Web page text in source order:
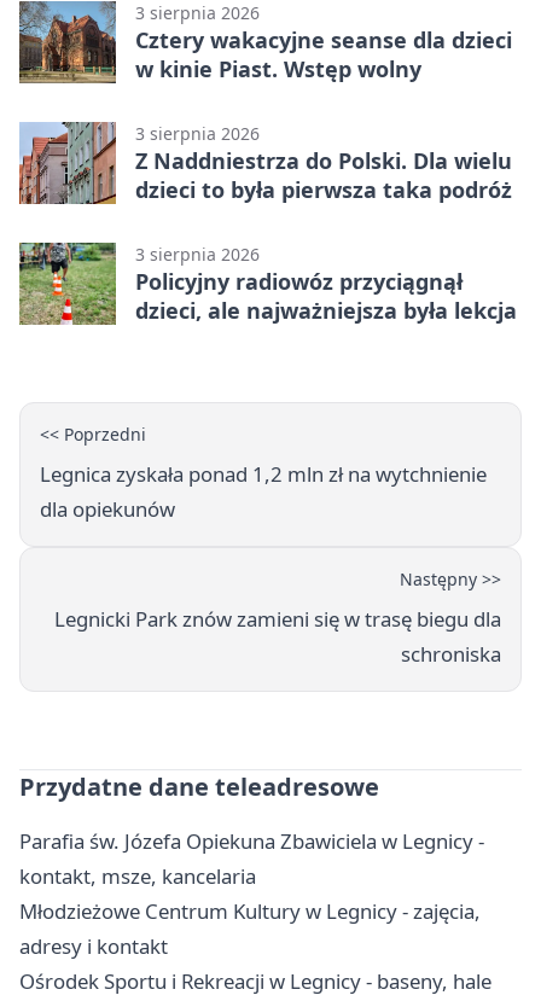
3 sierpnia 2026
Cztery wakacyjne seanse dla dzieci
w kinie Piast. Wstęp wolny
3 sierpnia 2026
Z Naddniestrza do Polski. Dla wielu
dzieci to była pierwsza taka podróż
3 sierpnia 2026
Policyjny radiowóz przyciągnął
dzieci, ale najważniejsza była lekcja
<< Poprzedni
Legnica zyskała ponad 1,2 mln zł na wytchnienie
dla opiekunów
Następny >>
Legnicki Park znów zamieni się w trasę biegu dla
schroniska
Przydatne dane teleadresowe
Parafia św. Józefa Opiekuna Zbawiciela w Legnicy -
kontakt, msze, kancelaria
Młodzieżowe Centrum Kultury w Legnicy - zajęcia,
adresy i kontakt
Ośrodek Sportu i Rekreacji w Legnicy - baseny, hale